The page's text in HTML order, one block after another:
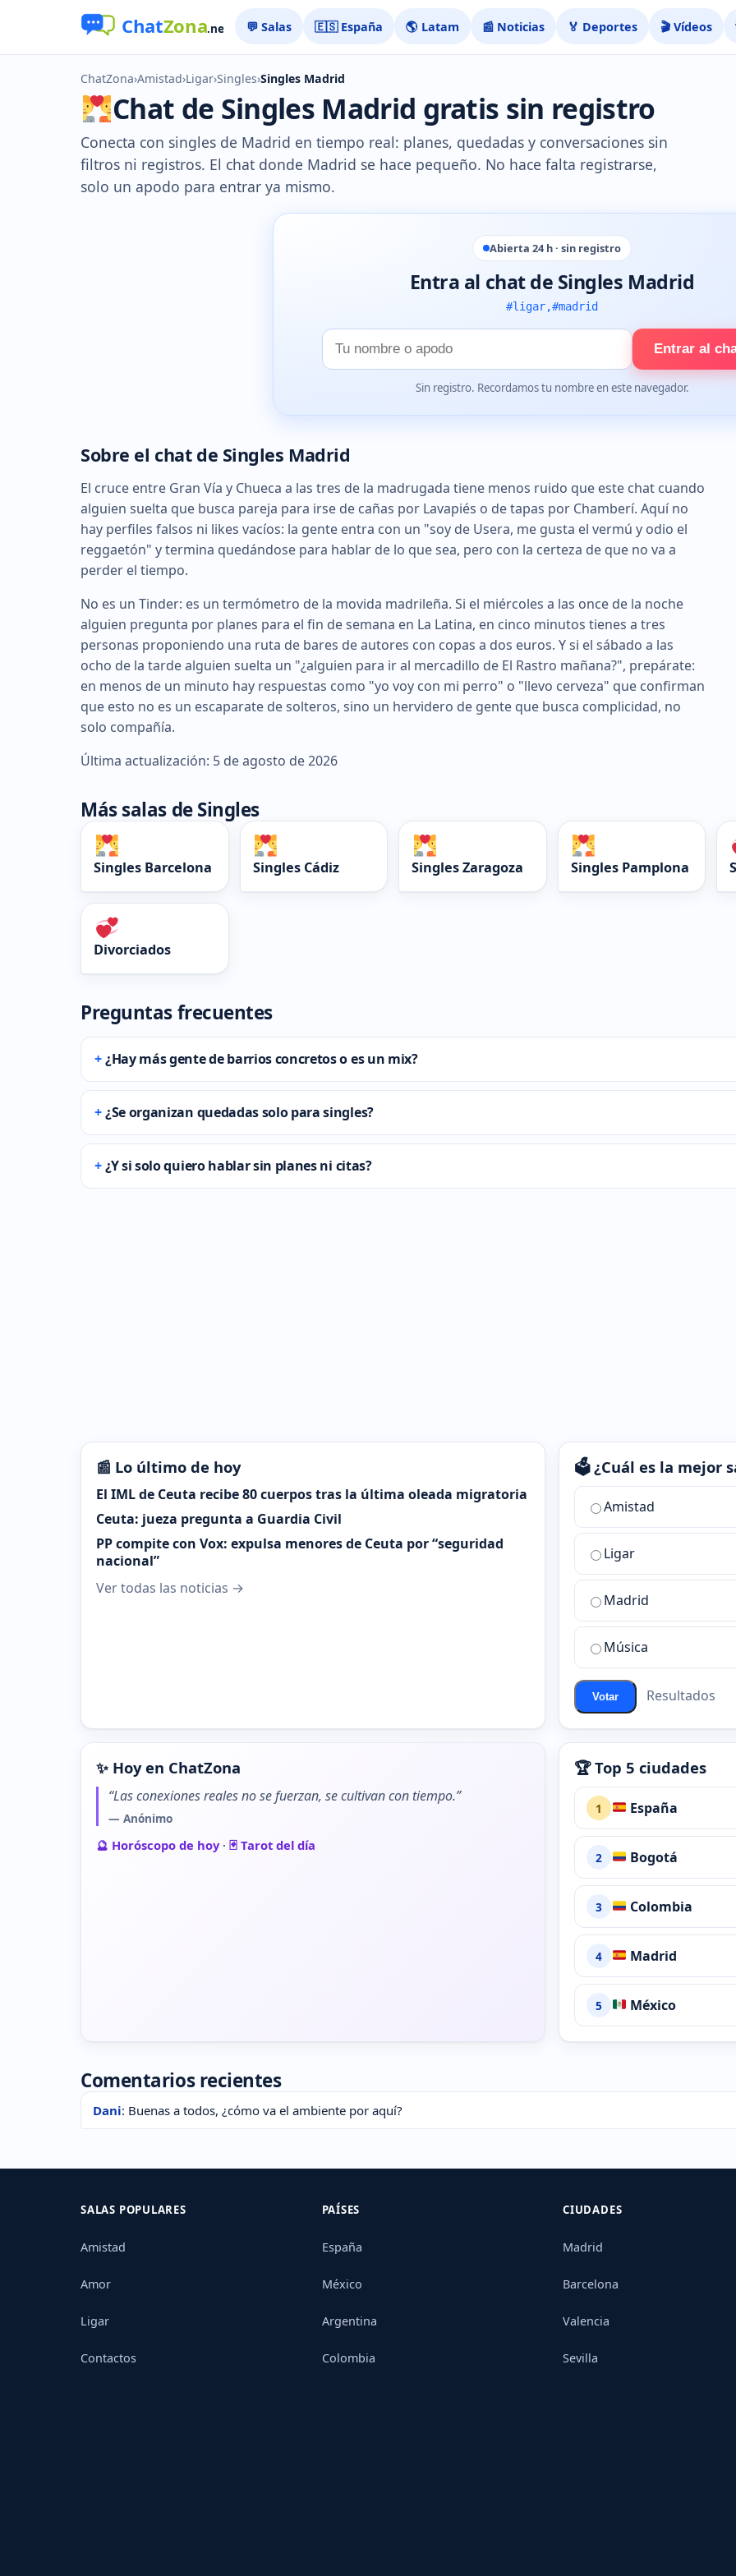
💬 Salas 🇪🇸 España 🌎 Latam 📰 Noticias 🏅 Deportes 🎬 Vídeos
ChatZona›Amistad›Ligar›Singles›Singles Madrid
Chat de Singles Madrid gratis sin registro
Conecta con singles de Madrid en tiempo real: planes, quedadas y conversaciones sin
filtros ni registros. El chat donde Madrid se hace pequeño. No hace falta registrarse,
solo un apodo para entrar ya mismo.
Abierta 24 h · sin registro
Entra al chat de Singles Madrid
#ligar,#madrid
Tu
nombre
Entrar al
Sin registro. Recordamos tu nombre en este navegador.
Sobre el chat de Singles Madrid
El cruce entre Gran Vía y Chueca a las tres de la madrugada tiene menos ruido que este chat cuando
alguien suelta que busca pareja para irse de cañas por Lavapiés o de tapas por Chamberí. Aquí no
hay perfiles falsos ni likes vacíos: la gente entra con un "soy de Usera, me gusta el vermú y odio el
reggaetón" y termina quedándose para hablar de lo que sea, pero con la certeza de que no va a
perder el tiempo.
No es un Tinder: es un termómetro de la movida madrileña. Si el miércoles a las once de la noche
alguien pregunta por planes para el fin de semana en La Latina, en cinco minutos tienes a tres
personas proponiendo una ruta de bares de autores con copas a dos euros. Y si el sábado a las
ocho de la tarde alguien suelta un "¿alguien para ir al mercadillo de El Rastro mañana?", prepárate:
en menos de un minuto hay respuestas como "yo voy con mi perro" o "llevo cerveza" que confirman
que esto no es un escaparate de solteros, sino un hervidero de gente que busca complicidad, no
solo compañía.
Última actualización: 5 de agosto de 2026
Más salas de Singles
Singles Barcelona Singles Cádiz Singles Zaragoza Singles Pamplona
Divorciados
Preguntas frecuentes
¿Hay más gente de barrios concretos o es un mix?
¿Se organizan quedadas solo para singles?
¿Y si solo quiero hablar sin planes ni citas?
📰 Lo último de hoy
El IML de Ceuta recibe 80 cuerpos tras la última oleada migratoria
Ceuta: jueza pregunta a Guardia Civil
PP compite con Vox: expulsa menores de Ceuta por “seguridad
nacional”
Ver todas las noticias →
🗳️ ¿Cuál es la mejor
¿Cuál
la
mejor
sala
chat
ChatZona?
Amistad
Ligar
Madrid
Música
Votar Resultados
✨ Hoy en ChatZona
“Las conexiones reales no se fuerzan, se cultivan con tiempo.”
— Anónimo
🔮 Horóscopo de hoy· 🃏 Tarot del día
🏆 Top 5 ciudades
1 España
2 Bogotá
3 Colombia
4 Madrid
5 México
Comentarios recientes
Dani: Buenas a todos, ¿cómo va el ambiente por aquí?
SALAS POPULARES
Amistad
Amor
Ligar
Contactos
PAÍSES
España
México
Argentina
Colombia
CIUDADES
Madrid
Barcelona
Valencia
Sevilla